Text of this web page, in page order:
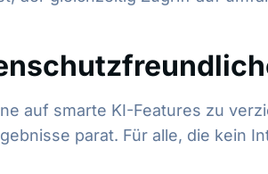
auf smarte KI-Features zu
parat. Für alle, die kein